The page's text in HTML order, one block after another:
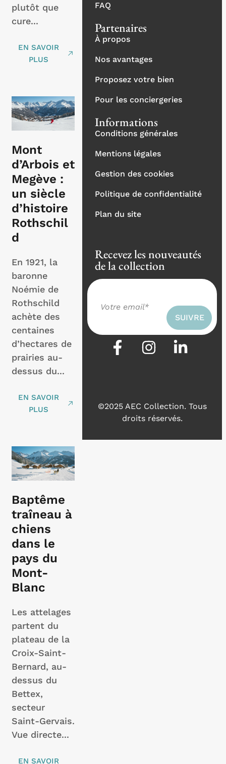
plutôt que
cure...
EN SAVOIR
PLUS
Mont
d’Arbois et
Megève :
un siècle
d’histoire
Rothschil
d
En 1921, la
baronne
Noémie de
Rothschild
achète des
centaines
d’hectares de
prairies au-
dessus du...
EN SAVOIR
PLUS
Baptême
traîneau à
chiens
dans le
pays du
Mont-
Blanc
Les attelages
partent du
plateau de la
Croix-Saint-
Bernard, au-
dessus du
Bettex,
secteur
Saint-Gervais.
Vue directe...
EN SAVOIR
FAQ
Partenaires
À propos
Nos avantages
Proposez votre bien
Pour les conciergeries
Informations
Conditions générales
Mentions légales
Gestion des cookies
Politique de confidentialité
Plan du site
Recevez les nouveautés
de la collection
©2025 AEC Collection. Tous
droits réservés.